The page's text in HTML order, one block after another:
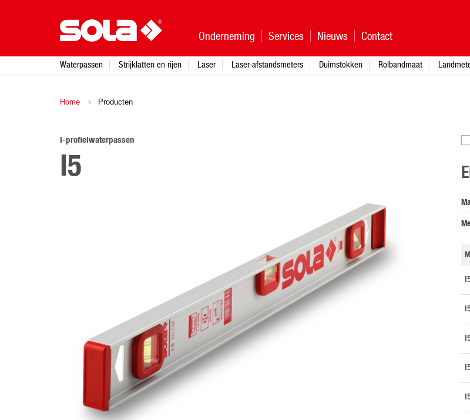
Home Producten
I-profielwaterpassen
I5
Onderneming Services Nieuws Contact
Waterpassen Strijklatten en rijen Laser Laser-afstandsmeters Duimstokken Rolbandmaat